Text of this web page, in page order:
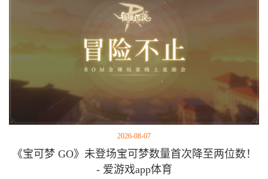
2026-08-07
《宝可梦 GO》未登场宝可梦数量首次降至两位数！
- 爱游戏app体育